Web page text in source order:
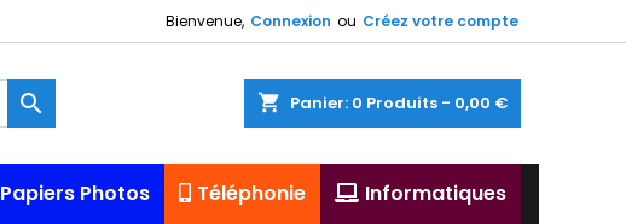
Bienvenue, Connexion ou Créez votre compte
shopping_cart Panier: 0 Produits - 0,00 €

Papiers Photos Téléphonie
Informatiques